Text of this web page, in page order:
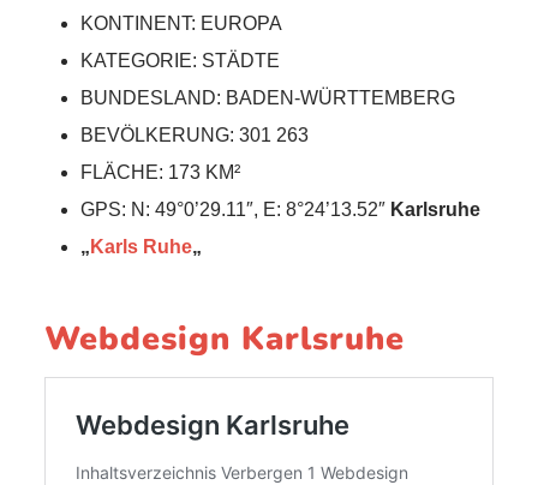
KONTINENT: EUROPA
KATEGORIE: STÄDTE
BUNDESLAND: BADEN-WÜRTTEMBERG
BEVÖLKERUNG: 301 263
FLÄCHE: 173 KM²
GPS: N: 49°0’29.11″, E: 8°24’13.52″ Karlsruhe
„ Karls Ruhe„
Webdesign Karlsruhe